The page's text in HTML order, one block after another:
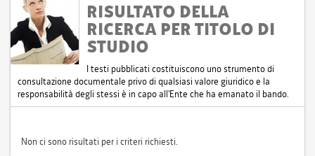
RISULTATO DELLA
RICERCA PER TITOLO DI
STUDIO
I testi pubblicati costituiscono uno strumento di
consultazione documentale privo di qualsiasi valore giuridico e la
responsabilità degli stessi è in capo all'Ente che ha emanato il bando.
Non ci sono risultati per i criteri richiesti.